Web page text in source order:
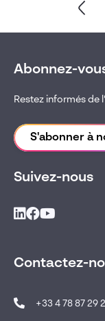
Abonnez-
Restez informés de
S'abonner à
Suivez-nous
Contactez-
+33 4 78 87 29